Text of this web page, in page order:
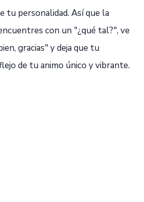
tu personalidad. Así que la
con un "¿qué tal?", ve
gracias" y deja que tu
de tu animo único y vibrante.